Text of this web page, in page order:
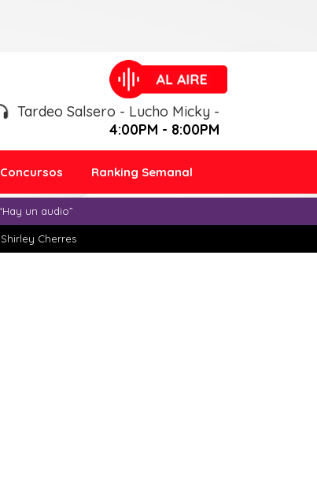
Tardeo Salsero - Lucho Micky -
4:00PM - 8:00PM
Concursos Ranking Semanal
un audio”
Cherres